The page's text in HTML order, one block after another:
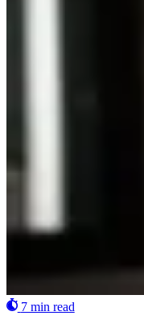
7 min read